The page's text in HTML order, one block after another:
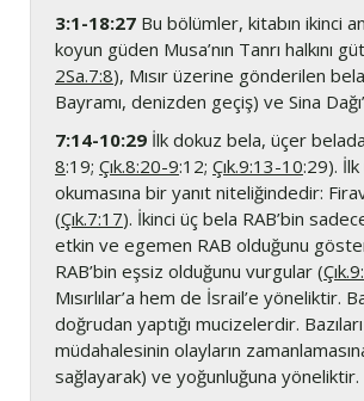
3:1-18:27 Bu bölümler, kitabın ikinci
koyun güden Musa’nın Tanrı halkını
2Sa.7:8), Mısır üzerine gönderilen
Bayramı, denizden geçiş) ve Sina
7:14-10:29 İlk dokuz bela, üçer
8:19; Çık.8:20-9:12; Çık.9:13-10:29).
okumasına bir yanıt niteliğindedir:
(Çık.7:17). İkinci üç bela RAB’bin
etkin ve egemen RAB olduğunu
RAB’bin eşsiz olduğunu vurgular (
Mısırlılar’a hem de İsrail’e yöneliktir.
doğrudan yaptığı mucizelerdir.
müdahalesinin olayların
sağlayarak) ve yoğunluğuna yöneliktir.